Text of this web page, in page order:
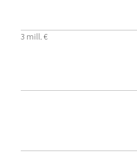
3 mill. €